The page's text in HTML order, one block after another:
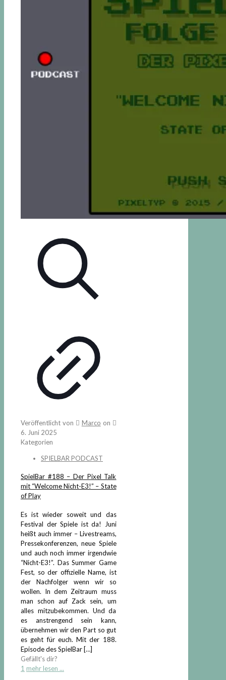
Veröffentlicht von Marco on
6. Juni 2025
Kategorien
SPIELBAR PODCAST
SpielBar #188 – Der Pixel Talk
mit “Welcome Nicht-E3!” – State
of Play
Es ist wieder soweit und das
Festival der Spiele ist da! Juni
heißt auch immer – Livestreams,
Pressekonferenzen, neue Spiele
und auch noch immer irgendwie
“Nicht-E3!”. Das Summer Game
Fest, so der offizielle Name, ist
der Nachfolger wenn wir so
wollen. In dem Zeitraum muss
man schon auf Zack sein, um
alles mitzubekommen. Und da
es anstrengend sein kann,
übernehmen wir den Part so gut
es geht für euch. Mit der 188.
Episode des SpielBar […]
Gefällt's dir?
1 mehr lesen ...